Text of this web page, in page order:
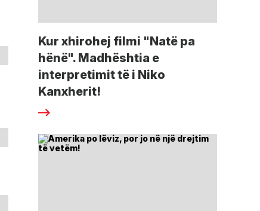
Kur xhirohej filmi "Natë pa
hënë". Madhështia e
interpretimit të i Niko
Kanxherit!